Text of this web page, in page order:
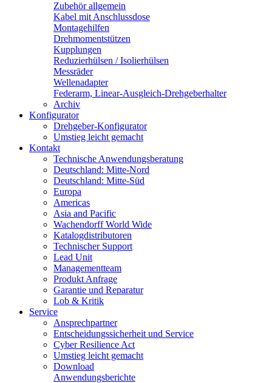
Zubehör allgemein
Kabel mit Anschlussdose
Montagehilfen
Drehmomentstützen
Kupplungen
Reduzierhülsen / Isolierhülsen
Messräder
Wellenadapter
Federarm, Linear-Ausgleich-Drehgeberhalter
Archiv
Konfigurator
Drehgeber-Konfigurator
Umstieg leicht gemacht
Kontakt
Technische Anwendungsberatung
Deutschland: Mitte-Nord
Deutschland: Mitte-Süd
Europa
Americas
Asia and Pacific
Wachendorff World Wide
Katalogdistributoren
Technischer Support
Lead Unit
Managementteam
Produkt Anfrage
Garantie und Reparatur
Lob & Kritik
Service
Ansprechpartner
Entscheidungssicherheit und Service
Cyber Resilience Act
Umstieg leicht gemacht
Download
Anwendungsberichte